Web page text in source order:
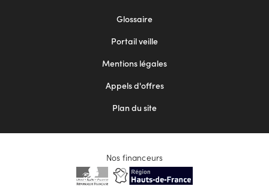
Glossaire
Portail veille
Mentions légales
Appels d'offres
Plan du site
Nos financeurs